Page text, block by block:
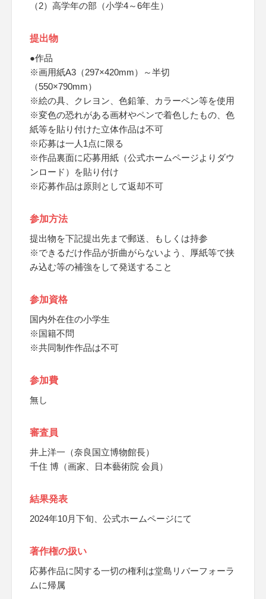
（2）高学年の部（小学4～6年生）
提出物
●作品
※画用紙A3（297×420mm）～半切
（550×790mm）
※絵の具、クレヨン、色鉛筆、カラーペン等を使用
※変色の恐れがある画材やペンで着色したもの、色
紙等を貼り付けた立体作品は不可
※応募は一人1点に限る
※作品裏面に応募用紙（公式ホームページよりダウ
ンロード）を貼り付け
※応募作品は原則として返却不可
参加方法
提出物を下記提出先まで郵送、もしくは持参
※できるだけ作品が折曲がらないよう、厚紙等で挟
み込む等の補強をして発送すること
参加資格
国内外在住の小学生
※国籍不問
※共同制作作品は不可
参加費
無し
審査員
井上洋一（奈良国立博物館長）
千住 博（画家、日本藝術院 会員）
結果発表
2024年10月下旬、公式ホームページにて
著作権の扱い
応募作品に関する一切の権利は堂島リバーフォーラ
ムに帰属